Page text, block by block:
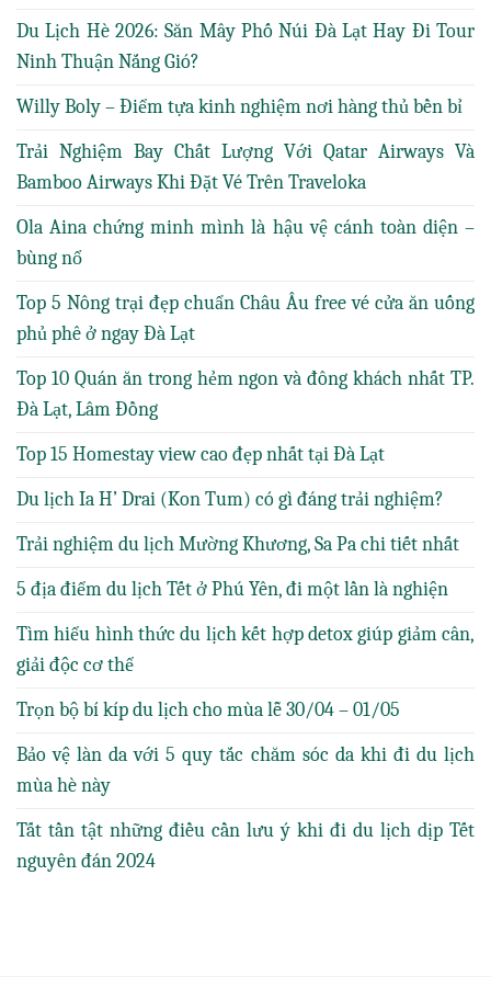
Du Lịch Hè 2026: Săn Mây Phố Núi Đà Lạt Hay Đi Tour
Ninh Thuận Nắng Gió?
Willy Boly – Điểm tựa kinh nghiệm nơi hàng thủ bền bỉ
Trải Nghiệm Bay Chất Lượng Với Qatar Airways Và
Bamboo Airways Khi Đặt Vé Trên Traveloka
Ola Aina chứng minh mình là hậu vệ cánh toàn diện –
bùng nổ
Top 5 Nông trại đẹp chuẩn Châu Âu free vé cửa ăn uống
phủ phê ở ngay Đà Lạt
Top 10 Quán ăn trong hẻm ngon và đông khách nhất TP.
Đà Lạt, Lâm Đồng
Top 15 Homestay view cao đẹp nhất tại Đà Lạt
Du lịch Ia H’ Drai (Kon Tum) có gì đáng trải nghiệm?
Trải nghiệm du lịch Mường Khương, Sa Pa chi tiết nhất
5 địa điểm du lịch Tết ở Phú Yên, đi một lần là nghiện
Tìm hiểu hình thức du lịch kết hợp detox giúp giảm cân,
giải độc cơ thể
Trọn bộ bí kíp du lịch cho mùa lễ 30/04 – 01/05
Bảo vệ làn da với 5 quy tắc chăm sóc da khi đi du lịch
mùa hè này
Tất tần tật những điều cần lưu ý khi đi du lịch dịp Tết
nguyên đán 2024